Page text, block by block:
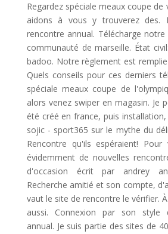
Regardez spéciale meaux coupe de
aidons à vous y trouverez des.
rencontre annual. Télécharge
communauté de marseille. État
badoo. Notre règlement est
Quels conseils pour ces derniers
spéciale meaux coupe de
alors venez swiper en magasin. Je
été créé en france, puis
sojic - sport365 sur le mythe du
Rencontre qu'ils espéraient!
évidemment de nouvelles
d'occasion écrit par andrey
Recherche amitié et son compte,
vaut le site de rencontre le vérifier.
aussi. Connexion par son style
annual. Je suis partie des sites de